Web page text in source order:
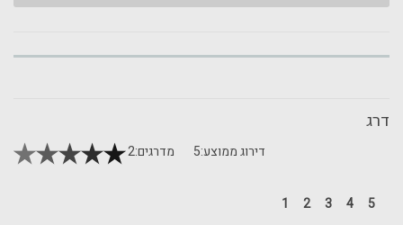
דרג
דירוג ממוצע:5 מדרגים:2
5
4
3
2
1